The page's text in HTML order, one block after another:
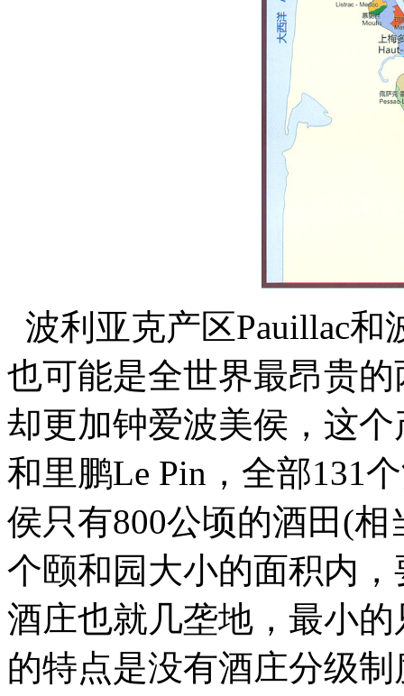
波利亚克产区Pauillac和
也可能是全世界最昂贵
却更加钟爱波美侯，这
和里鹏Le Pin，全部131
侯只有800公顷的酒田(
个颐和园大小的面积内
酒庄也就几垄地，最小
的特点是没有酒庄分级